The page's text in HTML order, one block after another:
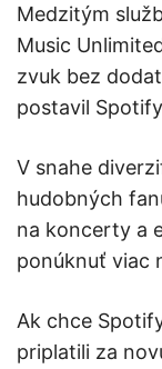
Medzitým
Music
zvuk bez
postavil
V snahe
hudobných
na koncerty a
ponúknuť viac
Ak chce
priplatili za